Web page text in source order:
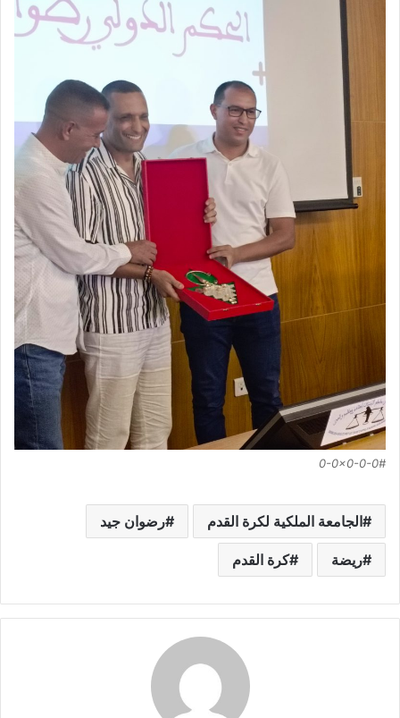
0-0x0-0-0#
الجامعة الملكية لكرة القدم رضوان جيد
ريضة كرة القدم